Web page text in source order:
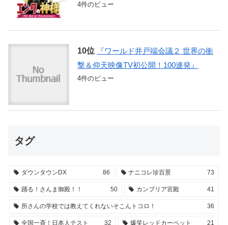
4件のビュー
『ワールド井戸端会議２ 世界の衝
撃＆仰天映像TV初公開！100連発』
4件のビュー
タグ
ダウンタウンDX 86 ナニコレ珍百景 73
踊る！さんま御殿！！ 50 カンブリア宮殿 41
所さんの学校では教えてくれないそこんトコロ！ 36
全国一斉！日本人テスト 32 爆笑レッドカーペット 21